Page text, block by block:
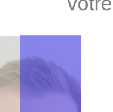
RSI,